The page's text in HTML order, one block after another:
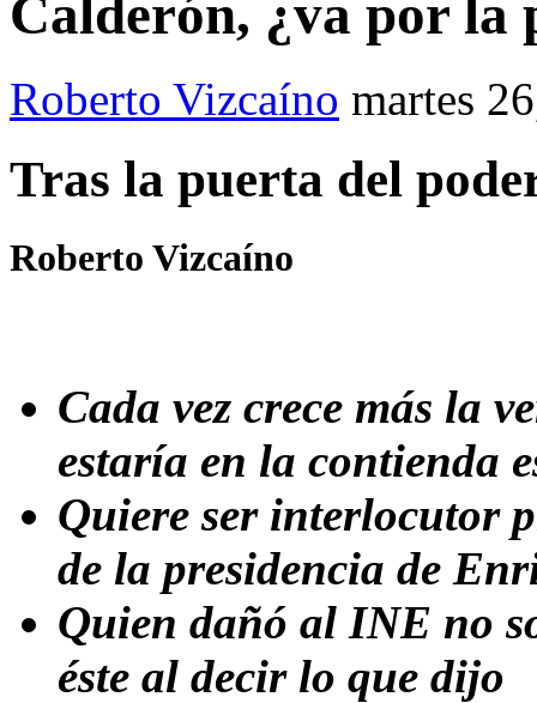
Calderón, ¿va por la
Roberto Vizcaíno martes
Tras la puerta del
Roberto Vizcaíno
Cada vez crece más la
estaría en la contienda
Quiere ser interlocutor
de la presidencia de
Quien dañó al INE no
éste al decir lo que dijo